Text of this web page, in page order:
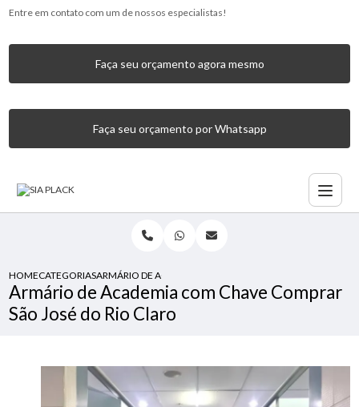
Entre em contato com um de nossos especialistas!
Faça seu orçamento agora mesmo
Faça seu orçamento por Whatsapp
HOMECATEGORIASARMÁRIO DE ACADEMIA COM CHAVE COMPRAR SÃO JOSÉ
Armário de Academia com Chave Comprar
São José do Rio Claro